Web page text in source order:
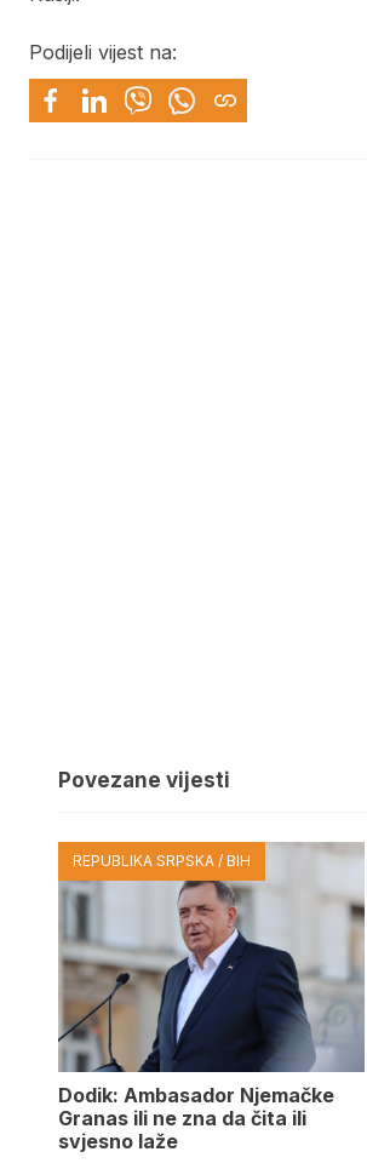
Podijeli vijest na:
Povezane vijesti
REPUBLIKA SRPSKA / BIH
Dodik: Ambasador Njemačke
Granas ili ne zna da čita ili
svjesno laže